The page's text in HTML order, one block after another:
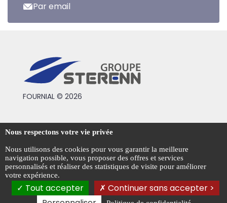
Par email
FOURNIAL © 2026
Conditions générales de vente
Mentions légales
Politique de confidentialité
Gestion des cookies
Nous respectons votre vie privée
Nous utilisons des cookies pour vous garantir la meilleure
navigation possible, vous proposer des offres et services
personnalisés et réaliser des statistiques de visite pour améliorer
votre expérience.
Tout accepter
Continuer sans accepter >